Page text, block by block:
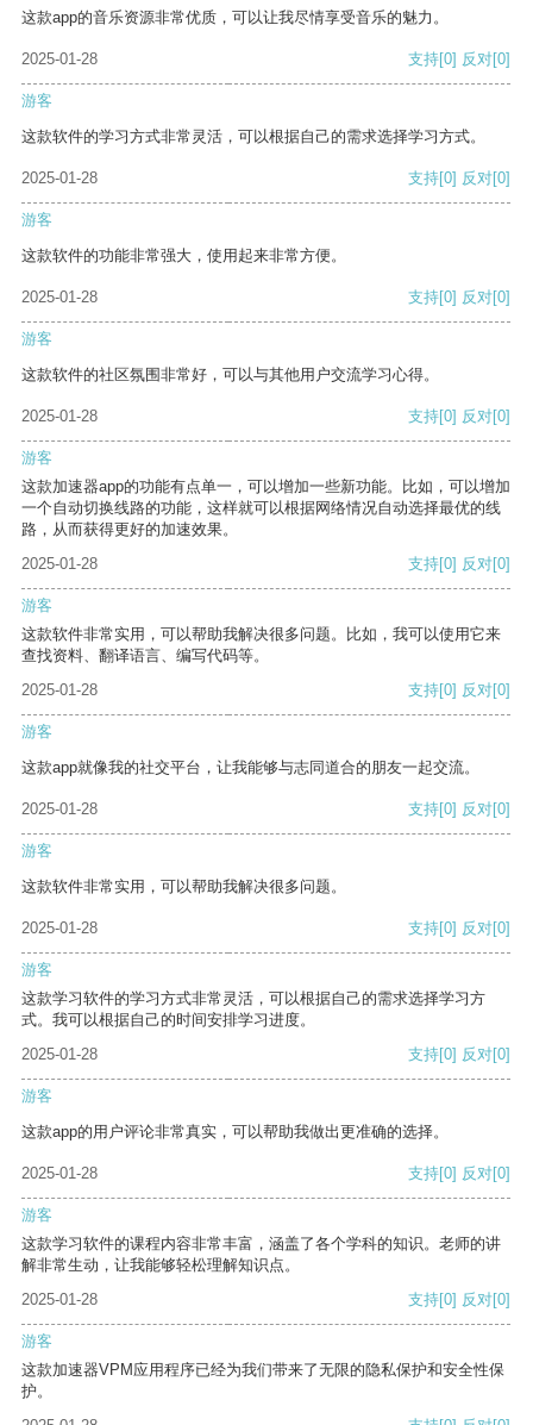
这款app的音乐资源非常优质，可以让我尽情享受音乐的魅力。
2025-01-28 支持[0] 反对[0]
游客
这款软件的学习方式非常灵活，可以根据自己的需求选择学习方式。
2025-01-28 支持[0] 反对[0]
游客
这款软件的功能非常强大，使用起来非常方便。
2025-01-28 支持[0] 反对[0]
游客
这款软件的社区氛围非常好，可以与其他用户交流学习心得。
2025-01-28 支持[0] 反对[0]
游客
这款加速器app的功能有点单一，可以增加一些新功能。比如，可以增加
一个自动切换线路的功能，这样就可以根据网络情况自动选择最优的线
路，从而获得更好的加速效果。
2025-01-28
支持[0] 反对[0]
游客
这款软件非常实用，可以帮助我解决很多问题。比如，我可以使用它来
查找资料、翻译语言、编写代码等。
2025-01-28
支持[0] 反对[0]
游客
这款app就像我的社交平台，让我能够与志同道合的朋友一起交流。
2025-01-28 支持[0] 反对[0]
游客
这款软件非常实用，可以帮助我解决很多问题。
2025-01-28 支持[0] 反对[0]
游客
这款学习软件的学习方式非常灵活，可以根据自己的需求选择学习方
式。我可以根据自己的时间安排学习进度。
2025-01-28
支持[0] 反对[0]
游客
这款app的用户评论非常真实，可以帮助我做出更准确的选择。
2025-01-28 支持[0] 反对[0]
游客
这款学习软件的课程内容非常丰富，涵盖了各个学科的知识。老师的讲
解非常生动，让我能够轻松理解知识点。
2025-01-28
支持[0] 反对[0]
游客
这款加速器VPM应用程序已经为我们带来了无限的隐私保护和安全性保
护。